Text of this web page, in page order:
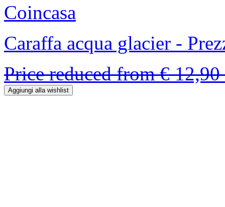
Coincasa
Caraffa acqua glacier -
Price reduced from€ 12,90
Aggiungi alla wishlist